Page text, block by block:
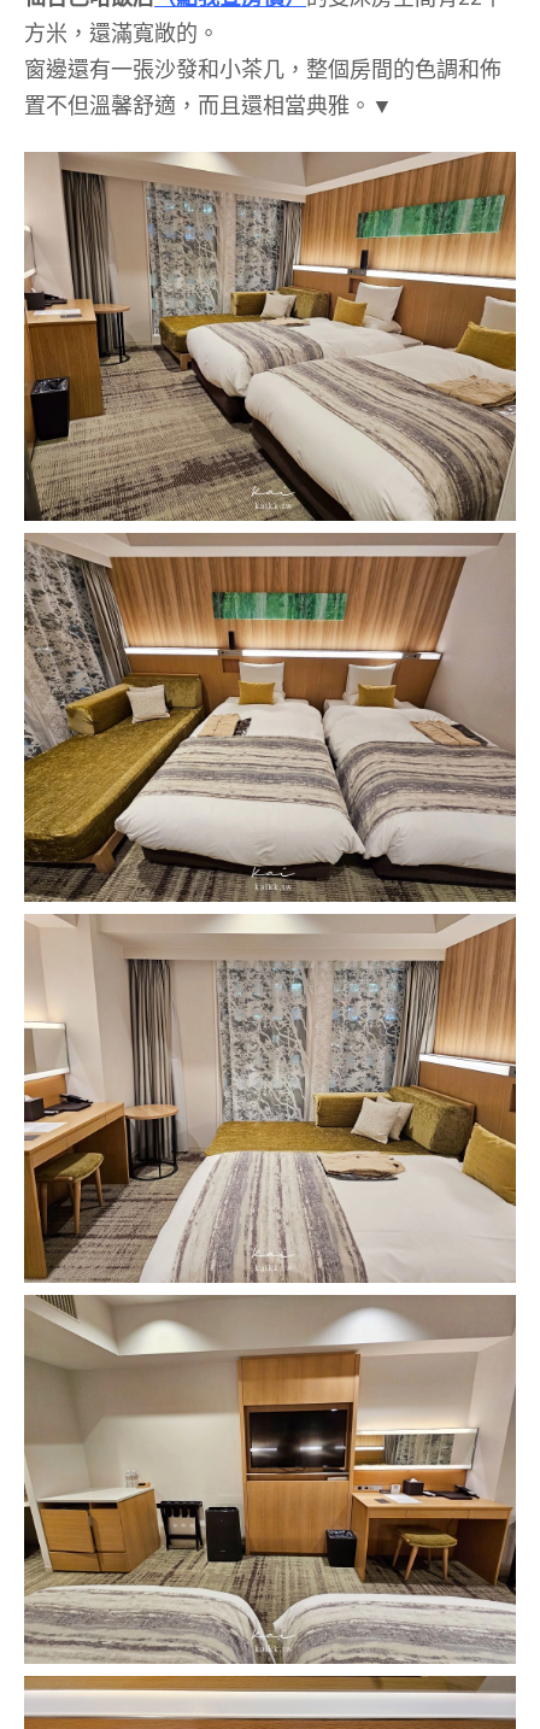
方米，還滿寬敞的。
窗邊還有一張沙發和小茶几，整個房間的色調和佈
置不但溫馨舒適，而且還相當典雅。▼